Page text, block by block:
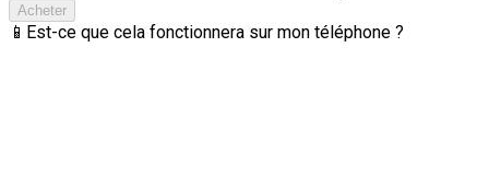
Acheter
📱 Est-ce que cela fonctionnera sur mon téléphone ?